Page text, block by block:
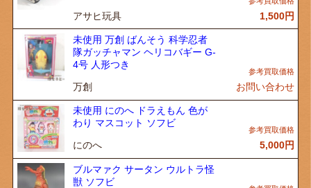
アサヒ玩具 1,500円
未使用 万創 ばんそう 科学忍者
隊ガッチャマン ヘリコバギー G-
4号 人形つき
万創 お問い合わせ
未使用 にのへ ドラえもん 色が
わり マスコット ソフビ
にのへ 5,000円
ブルマァク サータン ウルトラ怪
獣 ソフビ